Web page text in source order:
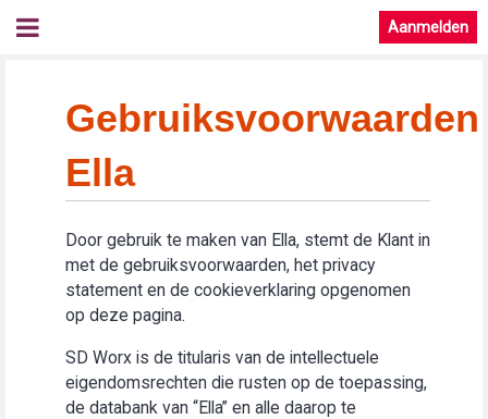
Aanmelden
Gebruiksvoorwaarden
Ella
Door gebruik te maken van Ella, stemt de Klant in
met de gebruiksvoorwaarden, het privacy
statement en de cookieverklaring opgenomen
op deze pagina.
SD Worx is de titularis van de intellectuele
eigendomsrechten die rusten op de toepassing,
de databank van “Ella” en alle daarop te